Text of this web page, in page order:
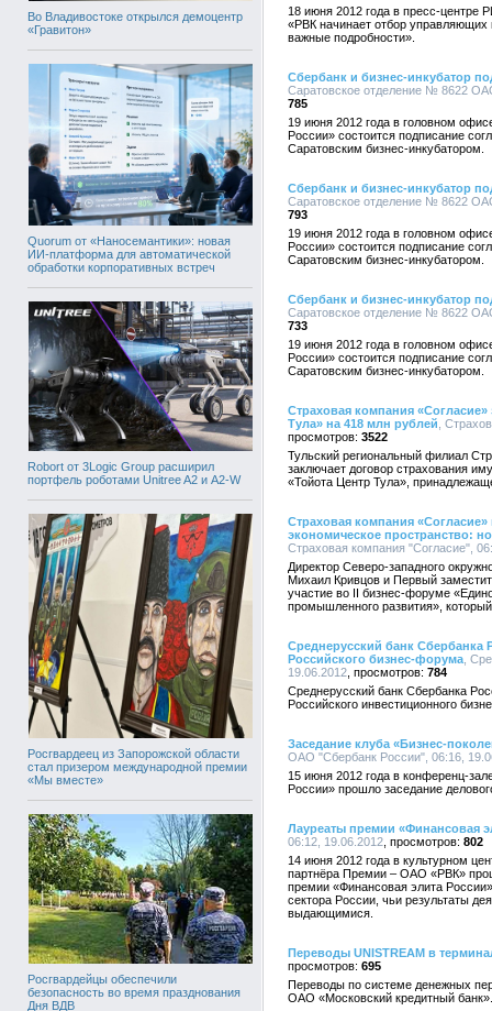
Во Владивостоке открылся демоцентр
«Гравитон»
Quorum от «Наносемантики»: новая
ИИ-платформа для автоматической
обработки корпоративных встреч
Robort от 3Logic Group расширил
портфель роботами Unitree A2 и A2-W
Росгвардеец из Запорожской области
стал призером международной премии
«Мы вместе»
Росгвардейцы обеспечили
безопасность во время празднования
Дня ВДВ
18 июня 2012 года в пресс-центре
«РВК начинает отбор
важные подробности».
Сбербанк и бизнес-инкубатор
Саратовское отделение № 8622
785
19 июня 2012 года в головном
России» состоится подписание
Саратовским бизнес-инкубатором.
Сбербанк и бизнес-инкубатор
Саратовское отделение № 8622
793
19 июня 2012 года в головном
России» состоится подписание
Саратовским бизнес-инкубатором.
Сбербанк и бизнес-инкубатор
Саратовское отделение № 8622
733
19 июня 2012 года в головном
России» состоится подписание
Саратовским бизнес-инкубатором.
Страховая компания «Согласие»
Тула» на 418 млн рублей ,
3522
Тульский региональный филиал
заключает договор страхования
«Тойота Центр Тула»,
Страховая компания
экономическое пространство:
Страховая компания "Согласие",
Директор Северо-западного
Михаил Кривцов и Первый
участие во II бизнес-форуме
промышленного развития»,
Среднерусский банк Сбербанка
Российского бизнес-форума ,
19.06.2012
784
Среднерусский банк Сбербанка
Российского инвестиционного
Заседание клуба «Бизнес-
ОАО "Сбербанк России", 06:16,
15 июня 2012 года в конференц-
России» прошло заседание
Лауреаты премии «Финансовая
06:12, 19.06.2012
802
14 июня 2012 года в культурном
партнёра Премии – ОАО «РВК»
премии «Финансовая элита
сектора России, чьи результаты
выдающимися.
Переводы UNISTREAM в
695
Переводы по системе денежных
ОАО «Московский кредитный банк».